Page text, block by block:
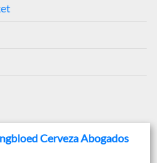
Cerveza Abogados